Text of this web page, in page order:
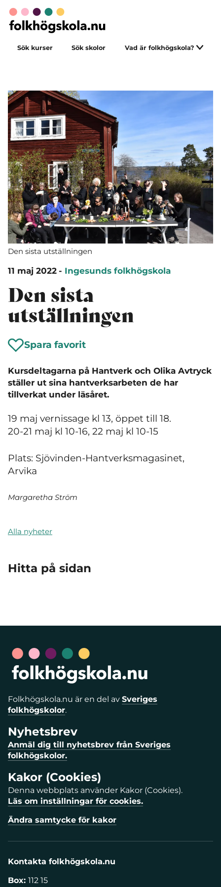
Sök kurser Sök skolor Vad är folkhögskola?
Den sista utställningen
11 maj 2022 - Ingesunds folkhögskola
Den sista
utställningen
Spara favorit
Kursdeltagarna på Hantverk och Olika Avtryck
ställer ut sina hantverksarbeten de har
tillverkat under läsåret.
19 maj vernissage kl 13, öppet till 18.
20-21 maj kl 10-16, 22 maj kl 10-15
Plats: Sjövinden-Hantverksmagasinet,
Arvika
Margaretha Ström
Alla nyheter
Hitta på sidan
Folkhögskola.nu är en del av Sveriges
folkhögskolor.
Nyhetsbrev
Anmäl dig till nyhetsbrev från Sveriges
folkhögskolor.
Kakor (Cookies)
Denna webbplats använder Kakor (Cookies).
Läs om inställningar för cookies.
Ändra samtycke för kakor
Kontakta folkhögskola.nu
Box: 112 15